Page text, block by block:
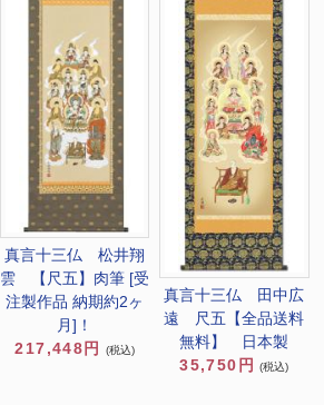
真言十三仏 松井翔
雲 【尺五】肉筆 [受
注製作品 納期約2ヶ
月]！
217,448円
(税込)
真言十三仏 田中広
遠 尺五【全品送料
無料】 日本製
35,750円
(税込)